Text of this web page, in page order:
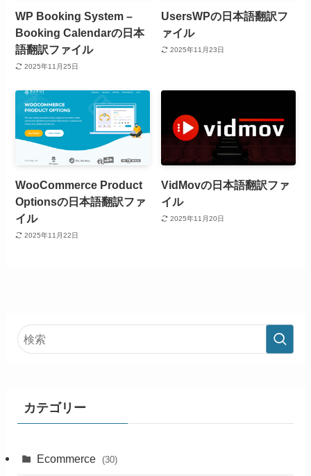
WP Booking System –
Booking Calendarの日本
語翻訳ファイル
2025年11月25日
UsersWPの日本語翻訳フ
ァイル
2025年11月23日
WooCommerce Product
Optionsの日本語翻訳ファ
イル
2025年11月22日
VidMovの日本語翻訳ファ
イル
2025年11月20日
カテゴリー
Ecommerce (30)